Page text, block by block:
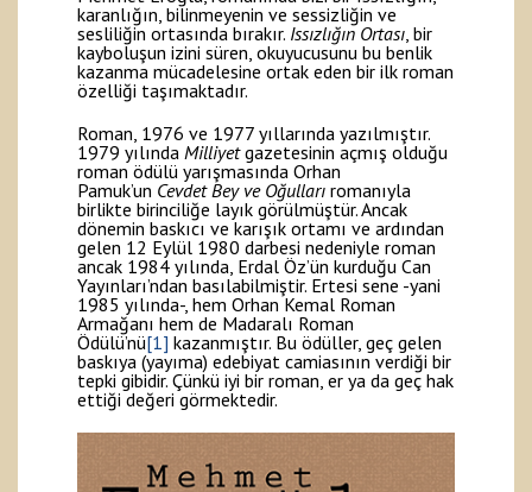
karanlığın, bilinmeyenin ve sessizliğin ve
sesliliğin ortasında bırakır. Issızlığın Ortası, bir
kayboluşun izini süren, okuyucusunu bu benlik
kazanma mücadelesine ortak eden bir ilk roman
özelliği taşımaktadır.
Roman, 1976 ve 1977 yıllarında yazılmıştır.
1979 yılında Milliyetgazetesinin açmış olduğu
roman ödülü yarışmasında Orhan
Pamuk’un Cevdet Bey ve Oğulları romanıyla
birlikte birinciliğe layık görülmüştür. Ancak
dönemin baskıcı ve karışık ortamı ve ardından
gelen 12 Eylül 1980 darbesi nedeniyle roman
ancak 1984 yılında, Erdal Öz’ün kurduğu Can
Yayınları’ndan basılabilmiştir. Ertesi sene -yani
1985 yılında-, hem Orhan Kemal Roman
Armağanı hem de Madaralı Roman
Ödülü’nü[1] kazanmıştır. Bu ödüller, geç gelen
baskıya (yayıma) edebiyat camiasının verdiği bir
tepki gibidir. Çünkü iyi bir roman, er ya da geç hak
ettiği değeri görmektedir.